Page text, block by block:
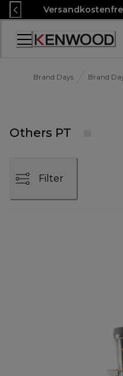
Skip
to
Content
Accessibility
Brand Days Brand
Others PT
Filter